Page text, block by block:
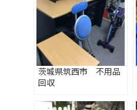
茨城県筑西市 不用品
回収